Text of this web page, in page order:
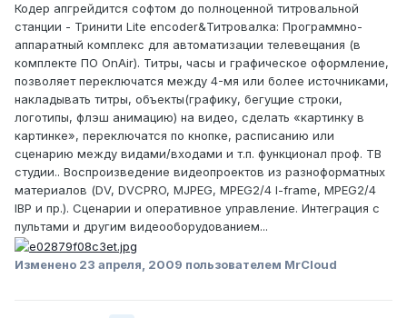
Кодер апгрейдится софтом до полноценной титровальной
станции - Тринити Lite encoder&Титровалка: Программно-
аппаратный комплекс для автоматизации телевещания (в
комплекте ПО OnAir). Титры, часы и графическое оформление,
позволяет переключатся между 4-мя или более источниками,
накладывать титры, объекты(графику, бегущие строки,
логотипы, флэш анимацию) на видео, сделать «картинку в
картинке», переключатся по кнопке, расписанию или
сценарию между видами/входами и т.п. функционал проф. ТВ
студии.. Воспроизведение видеопроектов из разноформатных
материалов (DV, DVCPRO, MJPEG, MPEG2/4 I-frame, MPEG2/4
IBP и пр.). Сценарии и оперативное управление. Интеграция с
пультами и другим видеооборудованием...
Изменено 23 апреля, 2009 пользователем MrCloud